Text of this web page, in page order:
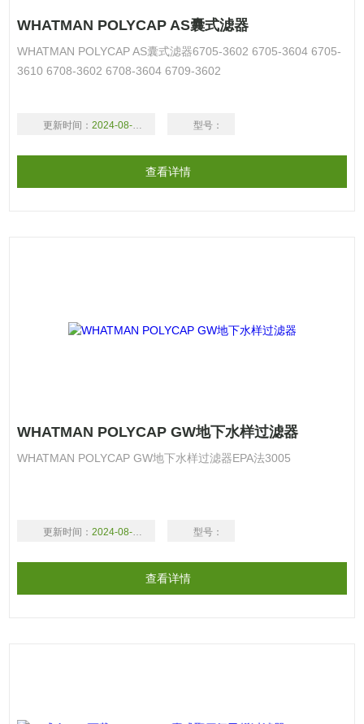
WHATMAN POLYCAP AS囊式滤器
WHATMAN POLYCAP AS囊式滤器6705-3602 6705-3604 6705-
3610 6708-3602 6708-3604 6709-3602
更新时间： 2024-08-17 型号：
查看详情
WHATMAN POLYCAP GW地下水样过滤器
WHATMAN POLYCAP GW地下水样过滤器EPA法3005
更新时间： 2024-08-17 型号：
查看详情